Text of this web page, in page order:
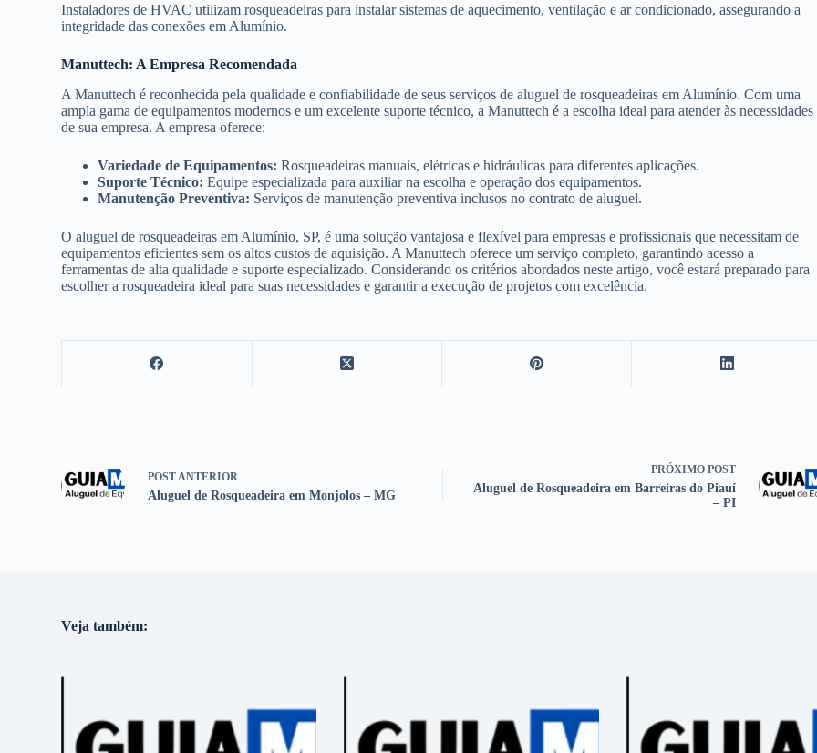
Instaladores de HVAC utilizam rosqueadeiras para instalar sistemas de aquecimento, ventilação e ar condicionado, assegurando a
integridade das conexões em Alumínio.
Manuttech: A Empresa Recomendada
A Manuttech é reconhecida pela qualidade e confiabilidade de seus serviços de aluguel de rosqueadeiras em Alumínio. Com uma
ampla gama de equipamentos modernos e um excelente suporte técnico, a Manuttech é a escolha ideal para atender às necessidades
de sua empresa. A empresa oferece:
Variedade de Equipamentos: Rosqueadeiras manuais, elétricas e hidráulicas para diferentes aplicações.
Suporte Técnico: Equipe especializada para auxiliar na escolha e operação dos equipamentos.
Manutenção Preventiva: Serviços de manutenção preventiva inclusos no contrato de aluguel.
O aluguel de rosqueadeiras em Alumínio, SP, é uma solução vantajosa e flexível para empresas e profissionais que necessitam de
equipamentos eficientes sem os altos custos de aquisição. A Manuttech oferece um serviço completo, garantindo acesso a
ferramentas de alta qualidade e suporte especializado. Considerando os critérios abordados neste artigo, você estará preparado para
escolher a rosqueadeira ideal para suas necessidades e garantir a execução de projetos com excelência.
POSTANTERIOR
Aluguel de Rosqueadeira em Monjolos – MG
PRÓXIMO POST
Aluguel de Rosqueadeira em Barreiras do Piauí
– PI
Veja também: